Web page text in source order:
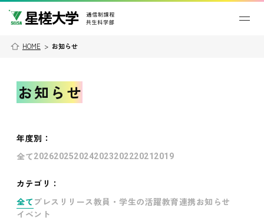
HOME > お知らせ
お知らせ
年度別 ：
全て202620252024202320222021 2019
カテゴリ：
全て プレスリリース教員・学生の活躍教育連携お知らせ
イベント